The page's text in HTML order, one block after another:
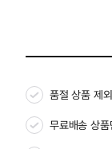
품절 상품 제외
무료배송 상품